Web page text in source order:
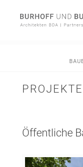
PROJEKTE
Öffentliche